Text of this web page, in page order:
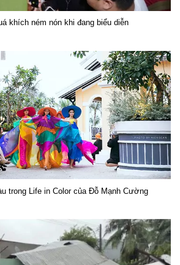
khích ném nón khi đang biểu diễn
trong Life in Color của Đỗ Mạnh Cường